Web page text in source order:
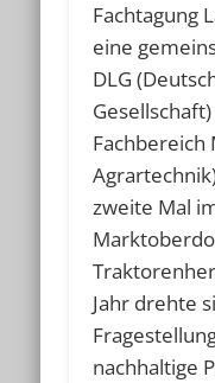
Fachtagung
eine
DLG
Fachbereich
zweite Mal
Jahr drehte
nachhaltige